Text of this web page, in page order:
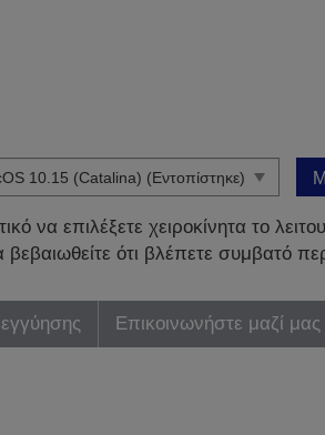
να επιλέξετε χειροκίνητα το
ότι βλέπετε συμβατό
Επικοινωνήστε μαζί μας